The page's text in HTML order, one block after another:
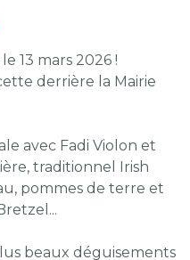
13 mars 2026 !
derrière la Mairie
avec Fadi Violon et
traditionnel Irish
pommes de terre et
beaux déguisements